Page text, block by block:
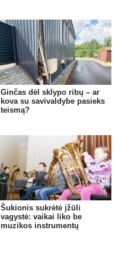
Ginčas dėl sklypo ribų – ar
kova su savivaldybe pasieks
teismą?
Šukionis sukrėtė įžūli
vagystė: vaikai liko be
muzikos instrumentų